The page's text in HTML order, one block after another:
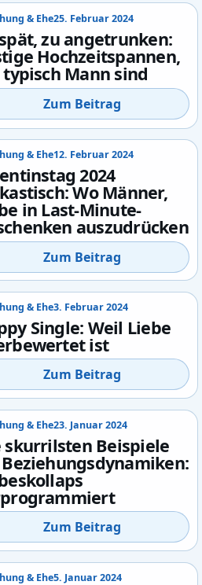
& Ehe25. Februar 2024
zu angetrunken:
Hochzeitspannen,
Mann sind
Zum Beitrag
& Ehe12. Februar 2024
2024
Wo Männer,
in Last-Minute-
auszudrücken
Zum Beitrag
& Ehe3. Februar 2024
Single: Weil Liebe
ist
Zum Beitrag
& Ehe23. Januar 2024
skurrilsten Beispiele
Zum Beitrag
& Ehe5. Januar 2024